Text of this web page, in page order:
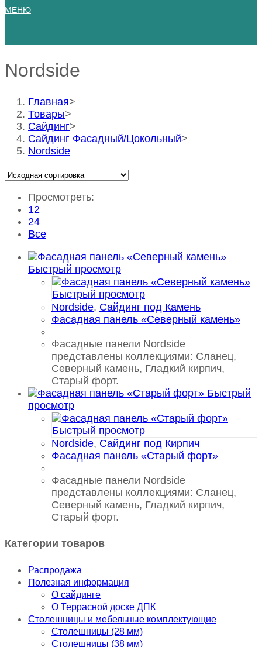
МЕНЮ
Nordside
Главная>
Товары>
Сайдинг>
Сайдинг Фасадный/Цокольный>
Nordside
Просмотреть:
12
24
Все
Быстрый просмотр
Быстрый просмотр
Nordside, Сайдинг под Камень
Фасадная панель «Северный камень»
Фасадные панели Nordside
представлены коллекциями: Сланец,
Северный камень, Гладкий кирпич,
Старый форт.
Быстрый
просмотр
Быстрый просмотр
Nordside, Сайдинг под Кирпич
Фасадная панель «Старый форт»
Фасадные панели Nordside
представлены коллекциями: Сланец,
Северный камень, Гладкий кирпич,
Старый форт.
Категории товаров
Распродажа
Полезная информация
О сайдинге
О Террасной доске ДПК
Столешницы и мебельные комплектующие
Столешницы (28 мм)
Столешницы (38 мм)